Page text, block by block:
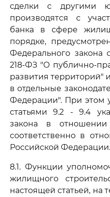
сделки с другими
производятся с
банка в сфере
порядке,
Федерального закона
218-ФЗ "О публично-
развития территорий"
в отдельные
Федерации". При этом
статьями 9.2 - 9.4
закона в
соответственно в
Российской Федерации.
8.1. Функции
жилищного
настоящей статьей, на